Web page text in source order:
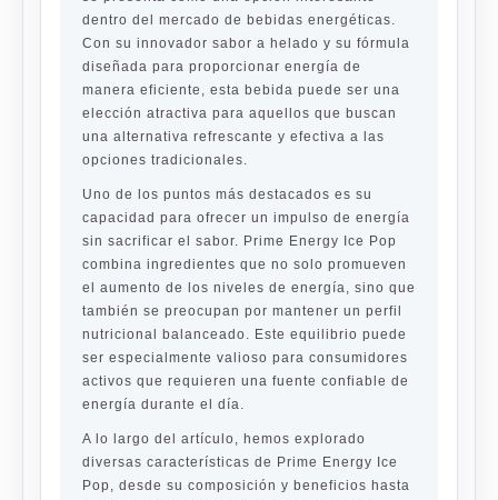
dentro del mercado de bebidas energéticas.
Con su innovador sabor a helado y su fórmula
diseñada para proporcionar energía de
manera eficiente, esta bebida puede ser una
elección atractiva para aquellos que buscan
una alternativa refrescante y efectiva a las
opciones tradicionales.
Uno de los puntos más destacados es su
capacidad para ofrecer un impulso de energía
sin sacrificar el sabor. Prime Energy Ice Pop
combina ingredientes que no solo promueven
el aumento de los niveles de energía, sino que
también se preocupan por mantener un perfil
nutricional balanceado. Este equilibrio puede
ser especialmente valioso para consumidores
activos que requieren una fuente confiable de
energía durante el día.
A lo largo del artículo, hemos explorado
diversas características de Prime Energy Ice
Pop, desde su composición y beneficios hasta